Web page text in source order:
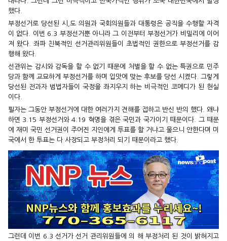
했다.
부정선거로 당선된 시,도 의원과 국회의원들과 대통령은 공직을 수행할 자격
이 없다. 이번 6.3 부정선거뿐 아니라 그 이전부터 부정선거가 비밀리에 이어
져 왔다. 좌파 친북적인 선거관리위원들이 초법적인 권한으로 부정선거를 감
행해 왔다.
선관위는 감시와 감독을 할 수 없기 때문에 처벌을 할 수 없는 특권으로 민주
당과 함께 교묘하게 부정선거를 하며 입맛에 맞는 후보를 당선 시켰다. 그렇게
당선된 전과자 범법자들이 국정을 좌지우지 하는 비극적인 코메디가 된 현실
이다.
필자는 그동안 부정선거에 대한 여러가지 견해를 접하고 반신 반의 했다. 왜냐
하면 3.15 부정선거와 4.19 혁명을 겪은 국민과 국가이기 때문이다. 그 때문
에 재미 국민 선거권이 주어진 지인에게 투표를 할 거냐고 물으니 안한다며 미
국에서 한 투표는 다 사장되고 부정처리 되기 때문이라고 했다.
그런데 이번 6.3 선거가 선거 관리위원들에 의 해 부정처리 된 것이 밝혀지고